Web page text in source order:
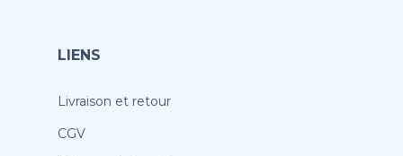
LIENS
Livraison et retour
CGV